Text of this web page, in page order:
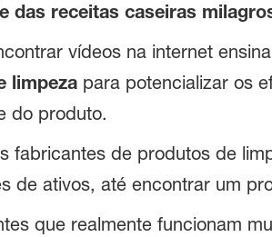
das receitas caseiras
vídeos na internet
limpezapara potencializar os
do produto.
fabricantes de produtos de
de ativos, até encontrar um
que realmente funcionam